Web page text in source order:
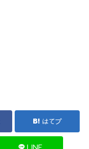
はてブ
LINE